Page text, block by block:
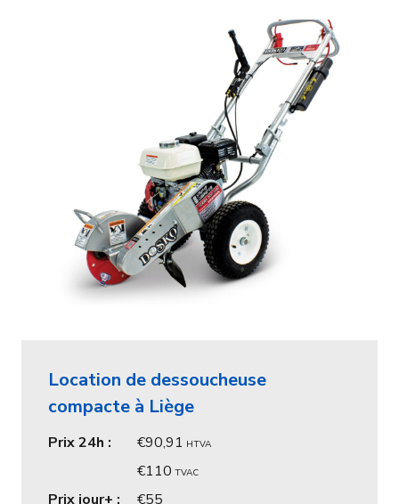
Location de dessoucheuse
compacte à Liège
Prix 24h : 90,91 HTVA
110 TVAC
Prix jour+ : 55